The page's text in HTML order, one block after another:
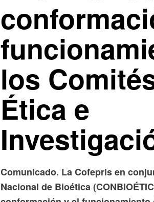
los
Ética e
Comunicado. La Cofepris en
Nacional de Bioética